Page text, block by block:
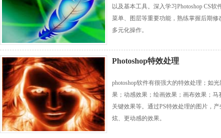
以及基本工具。深入学习Photoshop CS软
菜单、图层等重要功能，熟练掌握后期修
多元化操作。
Photoshop特效处理
photoshop软件有很强大的特效处理；如光
果；动感效果；绘画效果；画布效果；马
关键效果等。通过PS特效处理的图片，产
炫、更动感的效果。